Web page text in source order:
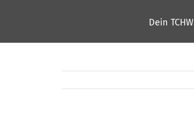
springen
Dein TCHW